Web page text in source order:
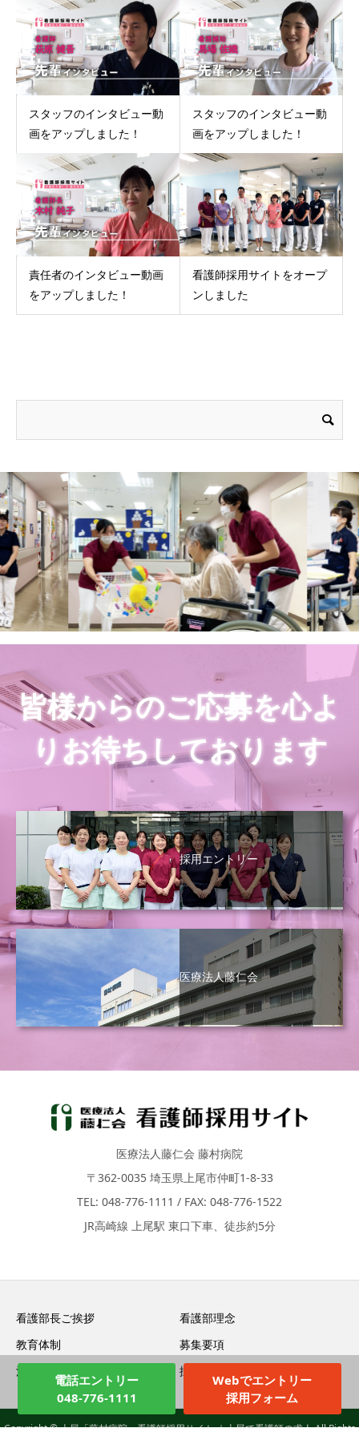
スタッフのインタビュー動
画をアップしました！
スタッフのインタビュー動
画をアップしました！
責任者のインタビュー動画
をアップしました！
看護師採用サイトをオープ
ンしました
皆様からのご応募を心よ
りお待ちしております
採用エントリー
医療法人藤仁会
医療法人藤仁会 藤村病院
〒362-0035 埼玉県上尾市仲町1-8-33
TEL: 048-776-1111 / FAX: 048-776-1522
JR高崎線 上尾駅 東口下車、徒歩約5分
看護部長ご挨拶
看護部理念
教育体制
募集要項
法人情報
採用エントリー
Copyright © 上尾「藤村病院」看護師採用サイト ｜上尾で看護師の求人 All Rights
電話エントリー
048-776-1111
Webでエントリー
採用フォーム